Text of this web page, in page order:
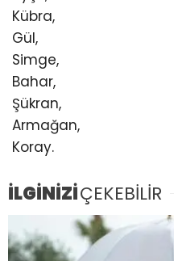
Kübra,
Gül,
Simge,
Bahar,
Şükran,
Armağan,
Koray.
İLGİNİZİÇEKEBİLİR